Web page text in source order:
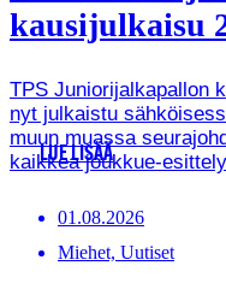
kausijulkaisu
TPS Juniorijalkapallon
nyt julkaistu
muun muassa
kaikkea joukkue-
LUE LISÄÄ
01.08.2026
Miehet, Uutiset